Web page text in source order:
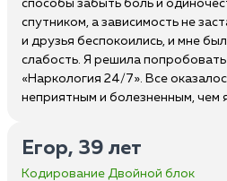
способы забыть боль и
спутником, а зависимость не
и друзья беспокоились, и мне
слабость. Я решила
«Наркология 24/7». Все
неприятным и болезненным, чем
Егор, 39 лет
Кодирование Двойной блок